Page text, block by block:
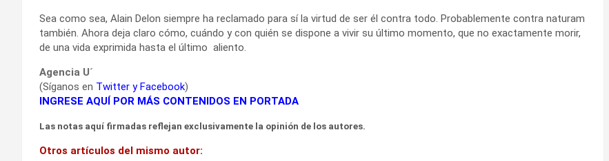
Sea como sea, Alain Delon siempre ha reclamado para sí la virtud de ser él contra todo. Probablemente contra naturam
también. Ahora deja claro cómo, cuándo y con quién se dispone a vivir su último momento, que no exactamente morir,
de una vida exprimida hasta el último aliento.
Agencia U´
(Síganos en Twitter yFacebook)
INGRESE AQUÍ POR MÁS CONTENIDOS EN PORTADA
Las notas aquí firmadas reflejan exclusivamente la opinión de los autores.
Otros artículos del mismo autor: